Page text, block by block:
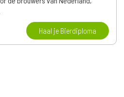
Haal je Bierdiploma